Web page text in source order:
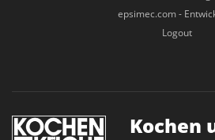
epsimec.com -
Logout
Kochen